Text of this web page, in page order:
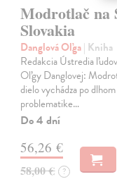
Modrotlač na
Slovakia
Danglová Oľga| Kniha
Redakcia Ústredia
Oľgy Danglovej:
dielo vychádza po
problematike…
Do 4 dní
56,26 €
58,00 € ?